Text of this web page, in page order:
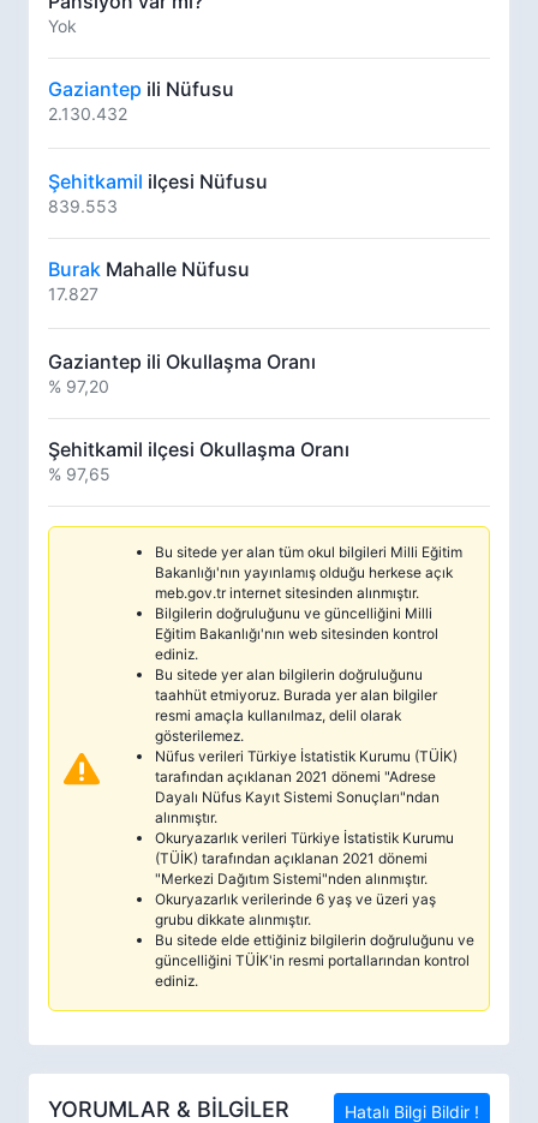
Yok
Gaziantep ili Nüfusu
2.130.432
Şehitkamil ilçesi Nüfusu
839.553
Burak Mahalle Nüfusu
17.827
Gaziantep ili Okullaşma Oranı
% 97,20
Şehitkamil ilçesi Okullaşma Oranı
% 97,65
Bu sitede yer alan tüm okul bilgileri Milli Eğitim
Bakanlığı'nın yayınlamış olduğu herkese açık
meb.gov.tr internet sitesinden alınmıştır.
Bilgilerin doğruluğunu ve güncelliğini Milli
Eğitim Bakanlığı'nın web sitesinden kontrol
ediniz.
Bu sitede yer alan bilgilerin doğruluğunu
taahhüt etmiyoruz. Burada yer alan bilgiler
resmi amaçla kullanılmaz, delil olarak
gösterilemez.
Nüfus verileri Türkiye İstatistik Kurumu (TÜİK)
tarafından açıklanan 2021 dönemi "Adrese
Dayalı Nüfus Kayıt Sistemi Sonuçları"ndan
alınmıştır.
Okuryazarlık verileri Türkiye İstatistik Kurumu
(TÜİK) tarafından açıklanan 2021 dönemi
"Merkezi Dağıtım Sistemi"nden alınmıştır.
Okuryazarlık verilerinde 6 yaş ve üzeri yaş
grubu dikkate alınmıştır.
Bu sitede elde ettiğiniz bilgilerin doğruluğunu ve
güncelliğini TÜİK'in resmi portallarından kontrol
ediniz.
YORUMLAR & BİLGİLER Hatalı Bilgi Bildir !